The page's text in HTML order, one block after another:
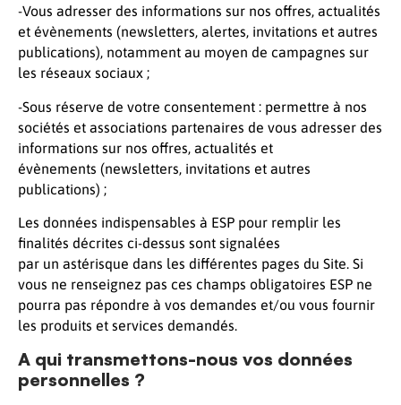
-Vous adresser des informations sur nos offres, actualités
et évènements (newsletters, alertes, invitations et autres
publications), notamment au moyen de campagnes sur
les réseaux sociaux ;
-Sous réserve de votre consentement : permettre à nos
sociétés et associations partenaires de vous adresser des
informations sur nos offres, actualités et
évènements (newsletters, invitations et autres
publications) ;
Les données indispensables à ESP pour remplir les
finalités décrites ci-dessus sont signalées
par un astérisque dans les différentes pages du Site. Si
vous ne renseignez pas ces champs obligatoires ESP ne
pourra pas répondre à vos demandes et/ou vous fournir
les produits et services demandés.
A qui transmettons-nous vos données
personnelles ?